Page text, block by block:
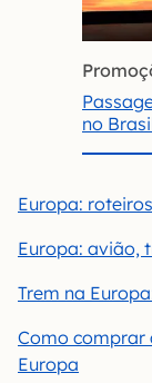
no
Europa:
Europa: avião,
Trem na
Como comprar
Europa